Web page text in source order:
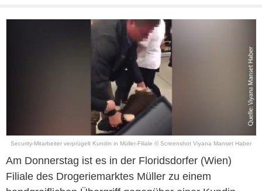
Security-Mitarbeiter verprügelt Kundin in Müller-Filiale © Screenshot Viyana Manset Haber
Am Donnerstag ist es in der Floridsdorfer (Wien)
Filiale des Drogeriemarktes Müller zu einem